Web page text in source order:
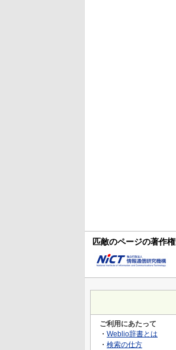
匹敵のページの著作権
ご利用にあたって
・ Weblio辞書とは
・ 検索の仕方